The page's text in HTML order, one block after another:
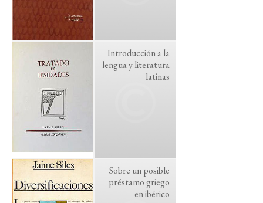
Introducción a la
lengua y literatura
latinas
Sobre un posible
préstamo griego
en ibérico